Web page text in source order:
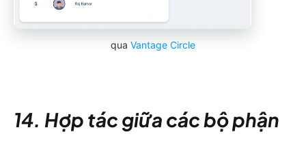
qua Vantage Circle
14. Hợp tác giữa các bộ phận